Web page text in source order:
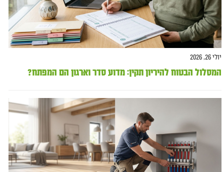
יולי 26, 2026
המסלול הבטוח להיריון תקין: מדוע סדר וארגון הם המפתח?